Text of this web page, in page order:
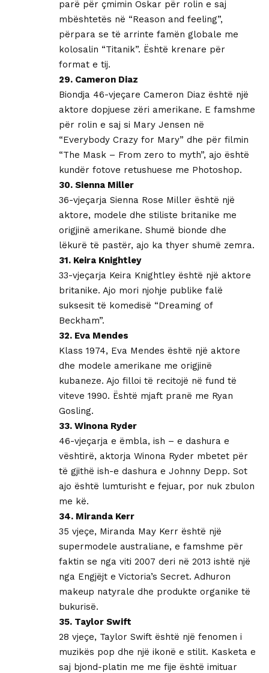
parë për çmimin Oskar për rolin e saj
mbështetës në “Reason and feeling”,
përpara se të arrinte famën globale me
kolosalin “Titanik”. Është krenare për
format e tij.
29. Cameron Diaz
Biondja 46-vjeçare Cameron Diaz është një
aktore dopjuese zëri amerikane. E famshme
për rolin e saj si Mary Jensen në
“Everybody Crazy for Mary” dhe për filmin
“The Mask – From zero to myth”, ajo është
kundër fotove retushuese me Photoshop.
30. Sienna Miller
36-vjeçarja Sienna Rose Miller është një
aktore, modele dhe stiliste britanike me
origjinë amerikane. Shumë bionde dhe
lëkurë të pastër, ajo ka thyer shumë zemra.
31. Keira Knightley
33-vjeçarja Keira Knightley është një aktore
britanike. Ajo mori njohje publike falë
suksesit të komedisë “Dreaming of
Beckham”.
32. Eva Mendes
Klass 1974, Eva Mendes është një aktore
dhe modele amerikane me origjinë
kubaneze. Ajo filloi të recitojë në fund të
viteve 1990. Është mjaft pranë me Ryan
Gosling.
33. Winona Ryder
46-vjeçarja e ëmbla, ish – e dashura e
vështirë, aktorja Winona Ryder mbetet për
të gjithë ish-e dashura e Johnny Depp. Sot
ajo është lumturisht e fejuar, por nuk zbulon
me kë.
34. Miranda Kerr
35 vjeçe, Miranda May Kerr është një
supermodele australiane, e famshme për
faktin se nga viti 2007 deri në 2013 ishtë një
nga Engjëjt e Victoria’s Secret. Adhuron
makeup natyrale dhe produkte organike të
bukurisë.
35. Taylor Swift
28 vjeçe, Taylor Swift është një fenomen i
muzikës pop dhe një ikonë e stilit. Kasketa e
saj bjond-platin me me fije është imituar